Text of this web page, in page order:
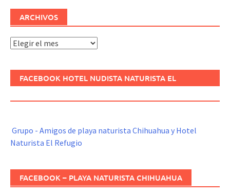
ARCHIVOS
Archivos
FACEBOOK HOTEL NUDISTA NATURISTA EL
Grupo - Amigos de playa naturista Chihuahua y Hotel
Naturista El Refugio
FACEBOOK – PLAYA NATURISTA CHIHUAHUA